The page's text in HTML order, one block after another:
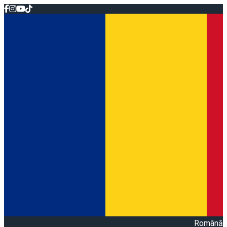
Română